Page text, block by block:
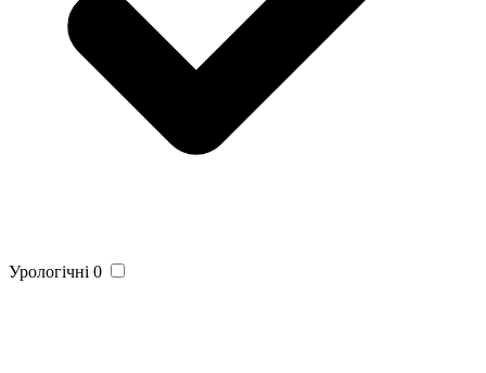
Урологічні 0